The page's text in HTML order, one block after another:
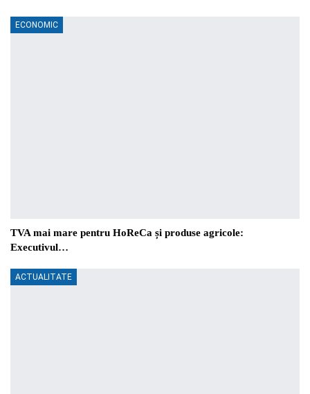
ECONOMIC
TVA mai mare pentru HoReCa și produse agricole:
Executivul…
ACTUALITATE